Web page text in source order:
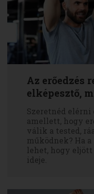
Az erőedzés
elképesztő,
Szeretnéd
amellett, hogy
válik a tested,
működnek? Ha a
lehet, hogy eljött
ideje.